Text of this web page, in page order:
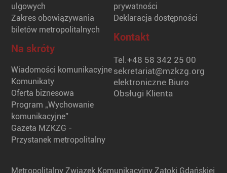
ulgowych
Zakres obowiązywania
biletów metropolitalnych
Na skróty
Wiadomości komunikacyjne
Komunikaty
Oferta biznesowa
Program „Wychowanie
komunikacyjne”
Gazeta MZKZG -
Przystanek metropolitalny
prywatności
Deklaracja dostępności
Kontakt
Tel.+48 58 342 25 00
sekretariat@mzkzg.org
elektroniczne Biuro
Obsługi Klienta
Metropolitalny Związek Komunikacyjny Zatoki Gdańskiej